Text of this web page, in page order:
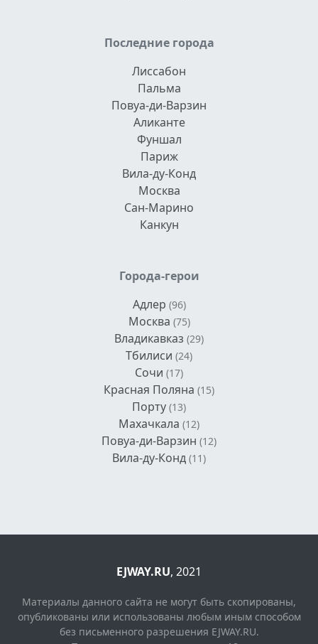
Последние города
Лиссабон
Пальма
Повуа-ди-Варзин
Аликанте
Фуншал
Париж
Вила-ду-Конд
Москва
Сан-Марино
Канкун
Города-герои
Адлер (96)
Москва (75)
Владикавказ (29)
Тбилиси (24)
Сочи (17)
Красная Поляна (15)
Порту (13)
Махачкала (12)
Повуа-ди-Варзин (12)
Вила-ду-Конд (11)
EJWAY.RU, 2021
Материалы данного сайта не могут быть скопированы,
опубликованы или использованы любым иным способом
без письменного разрешения EJWAY.RU.